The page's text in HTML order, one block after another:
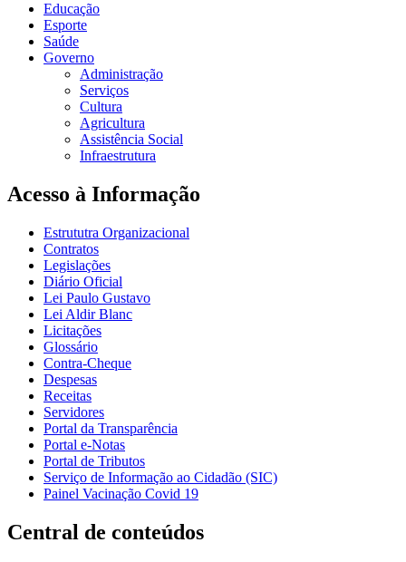
Educação
Esporte
Saúde
Governo
Administração
Serviços
Cultura
Agricultura
Assistência Social
Infraestrutura
Acesso à Informação
Estrututra Organizacional
Contratos
Legislações
Diário Oficial
Lei Paulo Gustavo
Lei Aldir Blanc
Licitações
Glossário
Contra-Cheque
Despesas
Receitas
Servidores
Portal da Transparência
Portal e-Notas
Portal de Tributos
Serviço de Informação ao Cidadão (SIC)
Painel Vacinação Covid 19
Central de conteúdos